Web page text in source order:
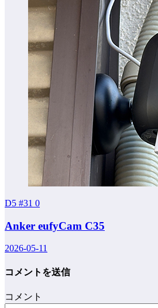
D5 #31 0
Anker eufyCam C35
2026-05-11
コメントを送信
コメント